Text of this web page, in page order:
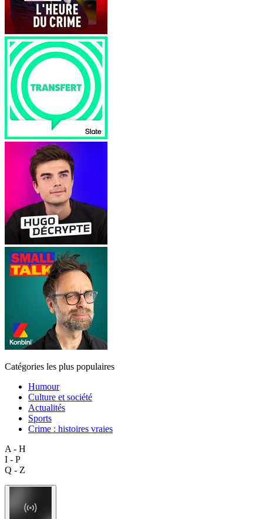
Catégories les plus populaires
Humour
Culture et société
Actualités
Sports
Crime : histoires vraies
A - H
I - P
Q - Z